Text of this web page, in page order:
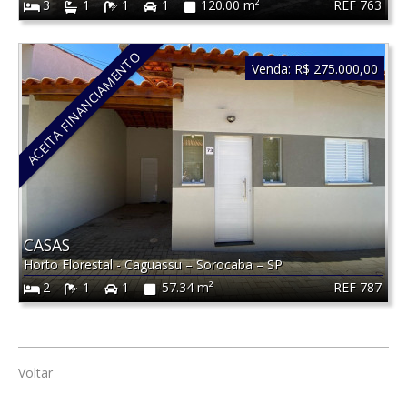
REF 763
3
1 1 1 120.00 m²
ACEITA FINANCIAMENTO
REF 787
CASAS
Horto Florestal - Caguassu–Sorocaba–SP
2
1 1 57.34 m²
Venda: R$ 275.000,00
Voltar